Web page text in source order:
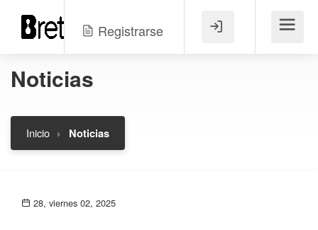
Registrarse Menú
Noticias
Inicio Noticias
28, viernes 02, 2025